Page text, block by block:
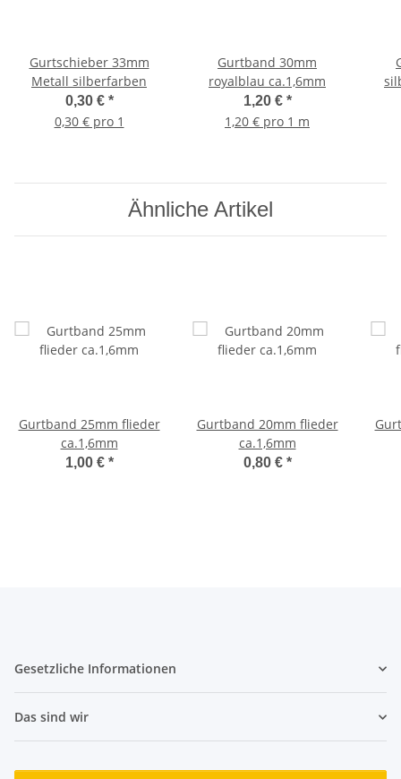
Gurtschieber 33mm
Metall silberfarben
0,30 € *
0,30 € pro 1
Gurtband 30mm
royalblau ca.1,6mm
1,20 € *
1,20 € pro 1 m
Ähnliche Artikel
Gurtband 25mm flieder
ca.1,6mm
1,00 € *
Gurtband 20mm flieder
ca.1,6mm
0,80 € *
Gesetzliche Informationen
Das sind wir